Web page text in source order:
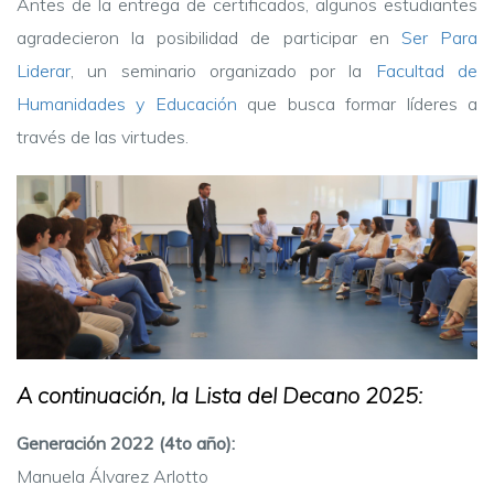
agradecieron la posibilidad de participar en Ser Para
Liderar , un seminario organizado por la
Facultad de
Humanidades y Educación que busca formar líderes a
través de las virtudes.
A continuación, la Lista del Decano 2025:
Generación 2022 (4to año):
Manuela Álvarez Arlotto